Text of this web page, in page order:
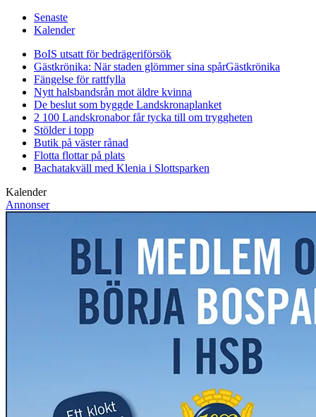
Senaste
Kalender
BoIS utsatt för bedrägeriförsök
Gästkrönika: När staden glömmer sina spårGästkrönika
Fängelse för rattfylla
Nytt halsbandsrån mot äldre kvinna
De beslut som byggde Landskronaplanket
2 100 Landskronabor får tycka till om tryggheten
Stölder i topp
Butik på väster rånad
Flotta flottar på plats
Bachatakväll med Klenia i Slottsparken
Kalender
Annonser